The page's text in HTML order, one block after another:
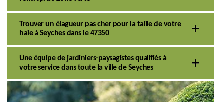
Trouver un élagueur pas cher pour la taille de votre
haie à Seyches dans le 47350
Une équipe de jardiniers-paysagistes qualifiés à
votre service dans toute la ville de Seyches